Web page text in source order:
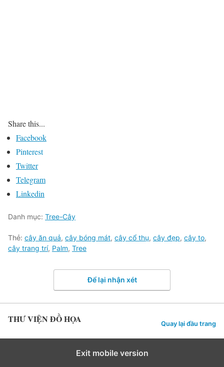
Share this...
Facebook
Pinterest
Twitter
Telegram
Linkedin
Danh mục: Tree-Cây
Thẻ: cây ăn quả, cây bóng mát, cây cổ thụ, cây đẹp, cây to,
cây trang trí, Palm, Tree
Để lại nhận xét
THƯ VIỆN ĐỒ HỌA Quay lại đầu trang
Exit mobile version